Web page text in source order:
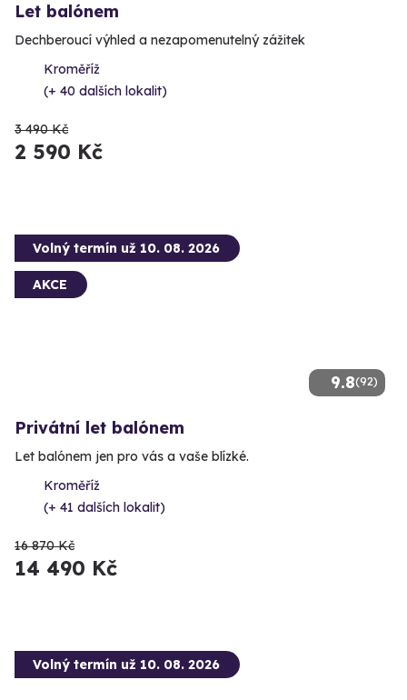
Let balónem
Dechberoucí výhled a nezapomenutelný zážitek
Kroměříž
(+ 40 dalších lokalit)
3 490 Kč
2 590 Kč
9.8(92)
Volný termín už 10. 08. 2026
AKCE
Privátní let balónem
Let balónem jen pro vás a vaše blízké.
Kroměříž
(+ 41 dalších lokalit)
16 870 Kč
14 490 Kč
Volný termín už 10. 08. 2026